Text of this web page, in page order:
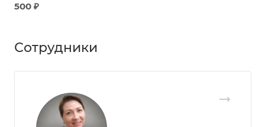
500 ₽
Сотрудники